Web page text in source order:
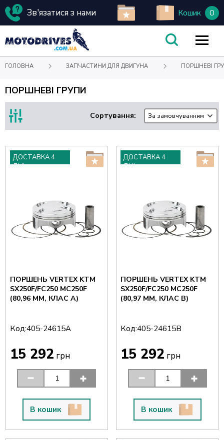
Зв'язатися з нами Кошик 0
ГОЛОВНА ЗАПЧАСТИНИ ДЛЯ ДВИГУНА ПОРШНЕВІ
ПОРШНЕВІ ГРУПИ
Сортування: За замовчуванням
ДОСТАВКА 4
ДНІ
ПОРШЕНЬ VERTEX KTM
SX250F/FC250 MC250F
(80,96 ММ, КЛАС A)
Код:405-24615A
15 292 грн
В кошик
ДОСТАВКА 4
ДНІ
ПОРШЕНЬ VERTEX KTM
SX250F/FC250 MC250F
(80,97 ММ, КЛАС B)
Код:405-24615B
15 292 грн
В кошик